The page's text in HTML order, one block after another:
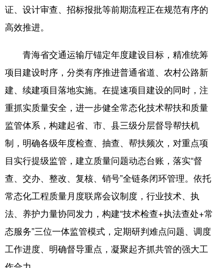
证、设计审查、招标报批等前期流程正在规范有序的
高效推进。
青海省交通运输厅锚定年度建设目标，精准统筹
项目建设时序，分类有序推进普通省道、农村公路新
建、续建项目落地实施。在提速项目建设的同时，注
重抓实质量安全，进一步健全常态化技术帮扶和质量
监管体系，构建起省、市、县三级分层督导帮扶机
制，明确各级年度检查、抽查、帮扶频次，对重点项
目实行提级监管，建立质量问题动态台账，落实“督
查、交办、整改、复核、销号”全链条闭环管理。依托
常态化工程质量月度联席会议制度，行业技术、执
法、养护力量协同发力，构建“技术检查+执法查处+常
态服务”三位一体监管模式，定期研判难点问题、调度
工作进度、明确督导重点，凝聚起齐抓共管的强大工